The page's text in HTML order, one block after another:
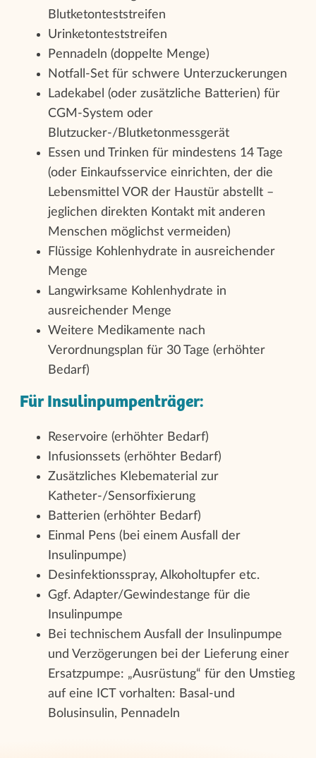
Blutketonteststreifen
Urinketonteststreifen
Pennadeln (doppelte Menge)
Notfall-Set für schwere Unterzuckerungen
Ladekabel (oder zusätzliche Batterien) für
CGM-System oder
Blutzucker-/Blutketonmessgerät
Essen und Trinken für mindestens 14 Tage
(oder Einkaufsservice einrichten, der die
Lebensmittel VOR der Haustür abstellt –
jeglichen direkten Kontakt mit anderen
Menschen möglichst vermeiden)
Flüssige Kohlenhydrate in ausreichender
Menge
Langwirksame Kohlenhydrate in
ausreichender Menge
Weitere Medikamente nach
Verordnungsplan für 30 Tage (erhöhter
Bedarf)
Für Insulinpumpenträger:
Reservoire (erhöhter Bedarf)
Infusionssets (erhöhter Bedarf)
Zusätzliches Klebematerial zur
Katheter-/Sensorfixierung
Batterien (erhöhter Bedarf)
Einmal Pens (bei einem Ausfall der
Insulinpumpe)
Desinfektionsspray, Alkoholtupfer etc.
Ggf. Adapter/Gewindestange für die
Insulinpumpe
Bei technischem Ausfall der Insulinpumpe
und Verzögerungen bei der Lieferung einer
Ersatzpumpe: „Ausrüstung“ für den Umstieg
auf eine ICT vorhalten: Basal-und
Bolusinsulin, Pennadeln